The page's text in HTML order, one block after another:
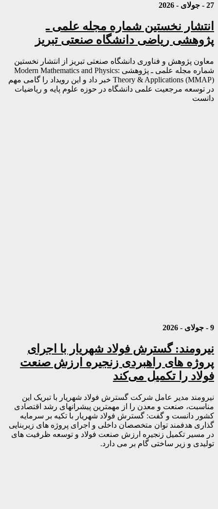
27 - جولای - 2026
انتشار نخستین شماره مجله علمی ـ
پژوهشی ریاضی دانشگاه صنعتی تبریز
معاون پژوهش و فناوری دانشگاه صنعتی تبریز از انتشار نخستین
شماره مجله علمی ـ پژوهشی Modern Mathematics and Physics:
Theory & Applications (MMAP) خبر داد و این رویداد را گامی مهم
در توسعه مرجعیت علمی دانشگاه در حوزه علوم پایه و ریاضیات
دانست
9 - جولای - 2026
نیرومند: گسترش فولاد شهریار با اجرای
پروژه های راهبردی زنجیره ارزش صنعت
فولاد را تکمیل می‌کند
نیرومند مدیر عامل شرکت گسترش فولاد شهریار با تبریک این
مناسبت، صنعت و معدن را از مهمترین پیشرانهای رشد اقتصادی
کشور دانست و گفت: گسترش فولاد شهریار با تکیه بر سرمایه
گذاری هدفمند توان متخصصان داخلی و اجرای پروژه های زیربنایی
در مسیر تکمیل زنجیره ارزش صنعت فولاد و توسعه ظرفیت های
تولیدی و زیر ساختی گام بر می دارد.